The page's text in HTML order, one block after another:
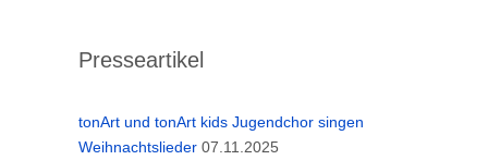
Presseartikel
tonArt und tonArt kids Jugendchor singen
Weihnachtslieder 07.11.2025